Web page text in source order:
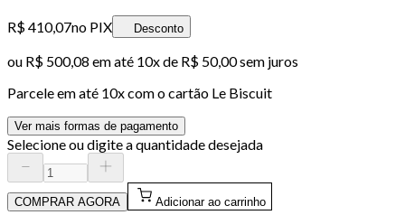
R$ 410,07no PIX Desconto
ou R$ 500,08 em até 10x de R$ 50,00 sem juros
Parcele em até 10x com o cartão Le Biscuit
Ver mais formas de pagamento
Selecione ou digite a quantidade desejada
COMPRAR AGORA Adicionar ao carrinho